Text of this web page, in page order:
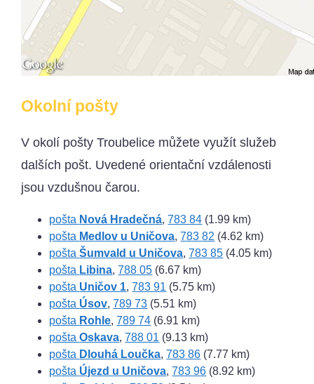
Okolní pošty
V okolí pošty Troubelice můžete využít služeb
dalších pošt. Uvedené orientační vzdálenosti
jsou vzdušnou čarou.
pošta Nová Hradečná,783 84 (1.99 km)
pošta Medlov u Uničova,783 82 (4.62 km)
poštaŠumvald u Uničova,783 85 (4.05 km)
pošta Libina,788 05 (6.67 km)
pošta Uničov 1,783 91 (5.75 km)
pošta Úsov,789 73 (5.51 km)
pošta Rohle,789 74 (6.91 km)
poštaOskava,788 01 (9.13 km)
pošta Dlouhá Loučka,783 86 (7.77 km)
pošta Újezd u Uničova,783 96 (8.92 km)